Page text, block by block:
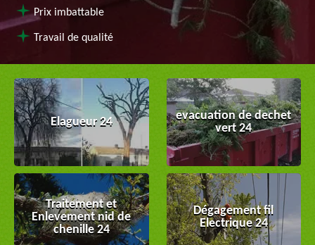
Prix imbattable
Travail de qualité
Elagueur 24
evacuation de dechet
vert 24
Traitement et
Enlevement nid de
chenille 24
Dégagement fil
Electrique 24